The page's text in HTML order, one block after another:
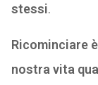
stessi.
Ricominciare
nostra vita